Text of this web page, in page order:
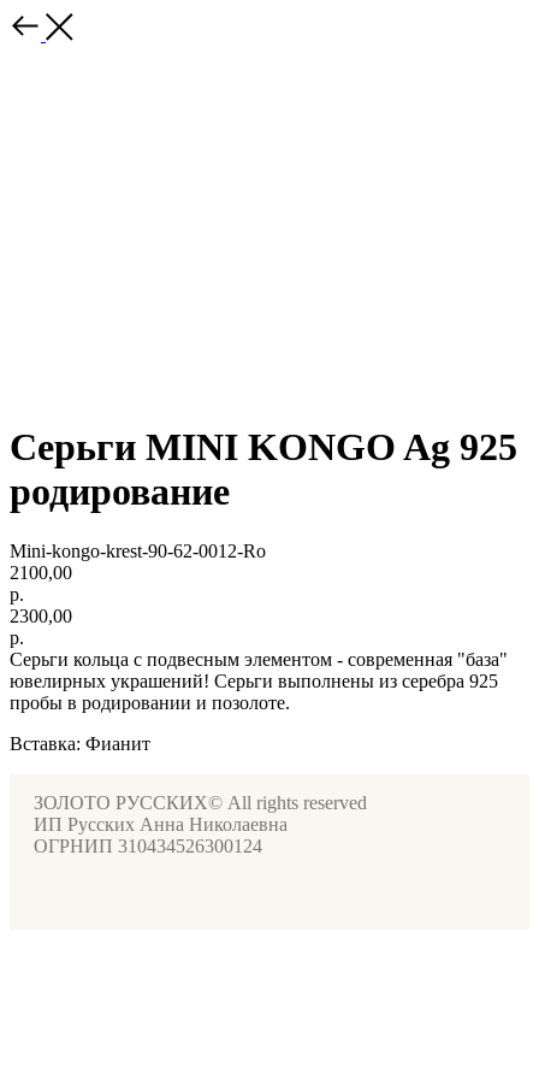
Cерьги MINI KONGO Ag 925
родирование
Mini-kongo-krest-90-62-0012-Ro
2100,00
р.
2300,00
р.
Серьги кольца с подвесным элементом - современная "база"
ювелирных украшений! Серьги выполнены из серебра 925
пробы в родировании и позолоте.
Вставка: Фианит
ЗОЛОТО РУССКИХ© All rights reserved
ИП Русских Анна Николаевна
ОГРНИП 310434526300124